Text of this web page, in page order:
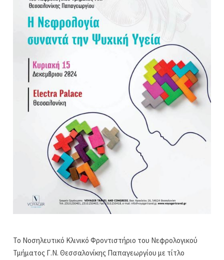
Το Νοσηλευτικό Κλινικό Φροντιστήριο του Νεφρολογικού
Τμήματος Γ.Ν. Θεσσαλονίκης Παπαγεωργίου με τίτλο